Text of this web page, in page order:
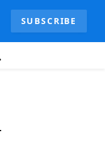
SUBSCRIBE